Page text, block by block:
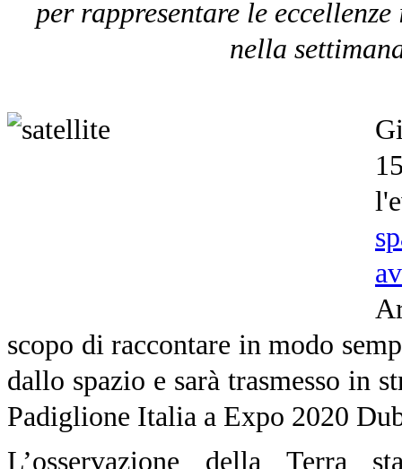
per rappresentare le
nella
scopo di raccontare in modo
dallo spazio e sarà trasmesso in
Padiglione Italia a Expo 2020
L’osservazione della Terra